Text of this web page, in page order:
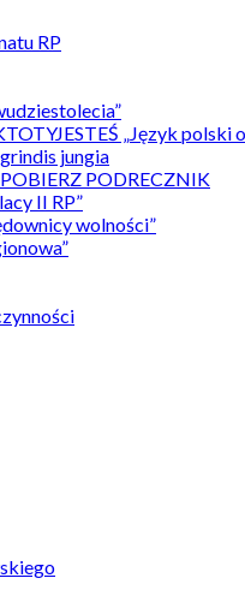
RP
„Język polski
jungia
PODRECZNIK
II RP”
wolności”